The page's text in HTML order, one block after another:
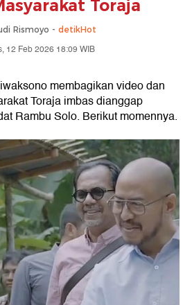
Toraja
Rismoyo - detikHot
12 Feb 2026 18:09 WIB
membagikan video dan
Toraja imbas dianggap
Rambu Solo. Berikut momennya.